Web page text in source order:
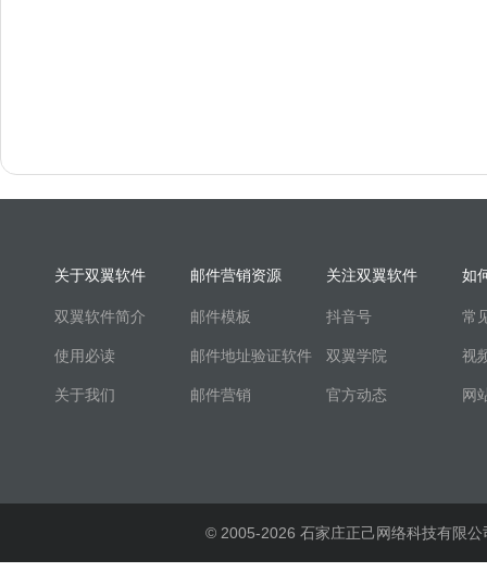
关于双翼软件
双翼软件简介
使用必读
关于我们
邮件营销资源
邮件模板
邮件地址验证软件
邮件营销
关注双翼软件
抖音号
双翼学院
官方动态
如
常
视
网
© 2005-2026 石家庄正己网络科技有限